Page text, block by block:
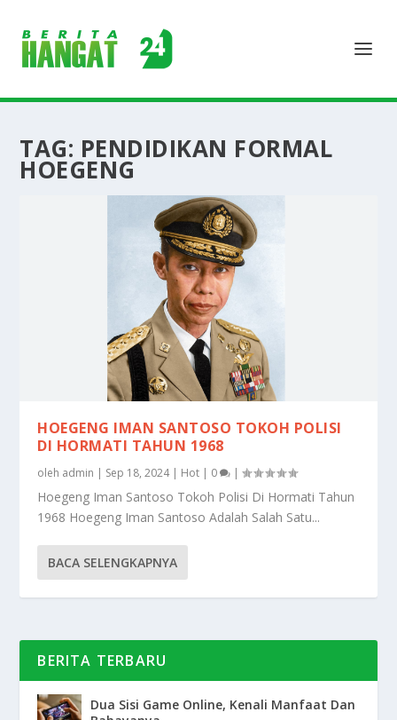
TAG: PENDIDIKAN FORMAL
HOEGENG
HOEGENG IMAN SANTOSO TOKOH POLISI
DI HORMATI TAHUN 1968
oleh admin | Sep 18, 2024| Hot | 0 |
Hoegeng Iman Santoso Tokoh Polisi Di Hormati Tahun
1968 Hoegeng Iman Santoso Adalah Salah Satu...
BACA SELENGKAPNYA
BERITA TERBARU
Dua Sisi Game Online, Kenali Manfaat Dan